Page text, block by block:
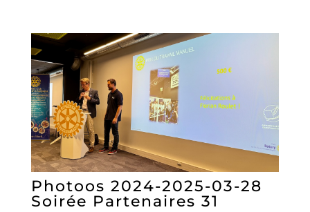
Photoos 2024-2025-03-28
Soirée Partenaires 31